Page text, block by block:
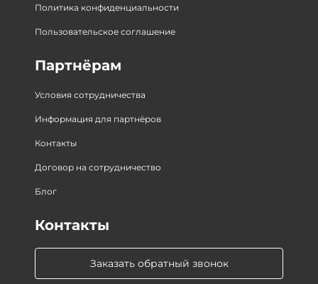
Политика конфиденциальности
Пользовательское соглашение
Партнёрам
Условия сотрудничества
Информация для партнёров
Контакты
Договор на сотрудничество
Блог
Заказать обратный звонок
Контакты